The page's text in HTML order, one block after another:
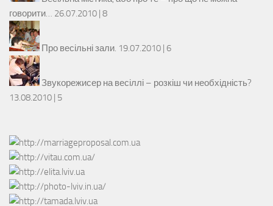
говорити… 26.07.2010 | 8
Про весільні зали. 19.07.2010 | 6
Звукорежисер на весіллі – розкіш чи необхідність?
13.08.2010 | 5